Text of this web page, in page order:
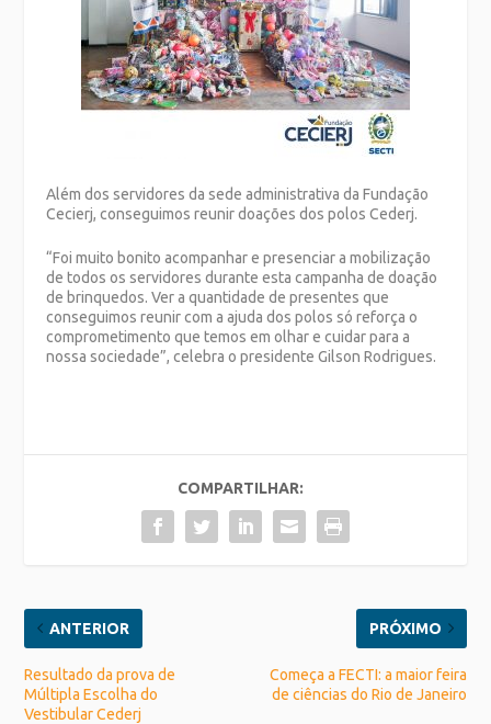
Além dos servidores da sede administrativa da Fundação
Cecierj, conseguimos reunir doações dos polos Cederj.
“Foi muito bonito acompanhar e presenciar a mobilização
de todos os servidores durante esta campanha de doação
de brinquedos. Ver a quantidade de presentes que
conseguimos reunir com a ajuda dos polos só reforça o
comprometimento que temos em olhar e cuidar para a
nossa sociedade”, celebra o presidente Gilson Rodrigues.
COMPARTILHAR:
ANTERIOR
Resultado da prova de
Múltipla Escolha do
Vestibular Cederj
PRÓXIMO
Começa a FECTI: a maior feira
de ciências do Rio de Janeiro